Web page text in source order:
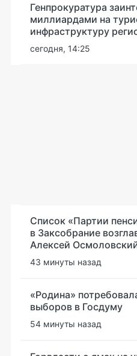
Генпрокуратура
миллиардами на
инфраструктуру
сегодня, 14:25
Список «Партии
в Заксобрание
Алексей
43 минуты назад
«Родина»
выборов в Госдуму
54 минуты назад